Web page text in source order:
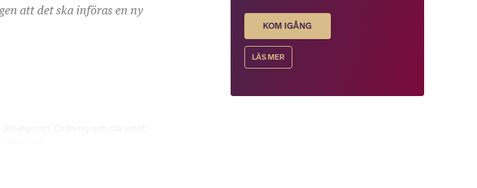
att det ska införas en ny
KOM IGÅNG
LÄS MER